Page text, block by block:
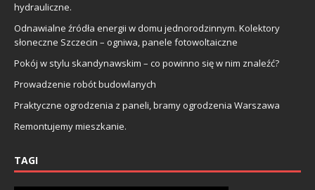
hydrauliczne.
Odnawialne źródła energii w domu jednorodzinnym. Kolektory
słoneczne Szczecin – ogniwa, panele fotowoltaiczne
Pokój w stylu skandynawskim – co powinno się w nim znaleźć?
Prowadzenie robót budowlanych
Praktyczne ogrodzenia z paneli, bramy ogrodzenia Warszawa
Remontujemy mieszkanie.
TAGI